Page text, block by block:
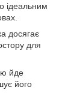
ідеальним
досягає
для
йде
його